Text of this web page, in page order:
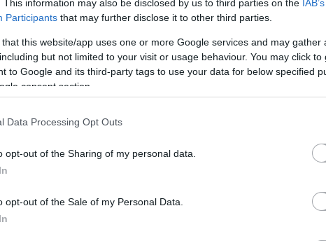
This information may also be disclosed by us to third parties on the
Participants that may further disclose it to other third parties.
that this website/app uses one or more Google services and may gather
but not limited to your visit or usage behaviour. You may click to
to Google and its third-party tags to use your data for below specified
consent section.
Data Processing Opt Outs
opt-out of the Sharing of my personal data.
opt-out of the Sale of my Personal Data.
βγάλουν από την αίθουσα προβολής της
του Τορόντο αρκετούς θεατές, οι οποίοι